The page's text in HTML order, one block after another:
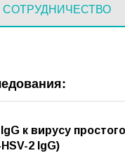
СОТРУДНИЧЕСТВО
к вирусу
2 IgG)